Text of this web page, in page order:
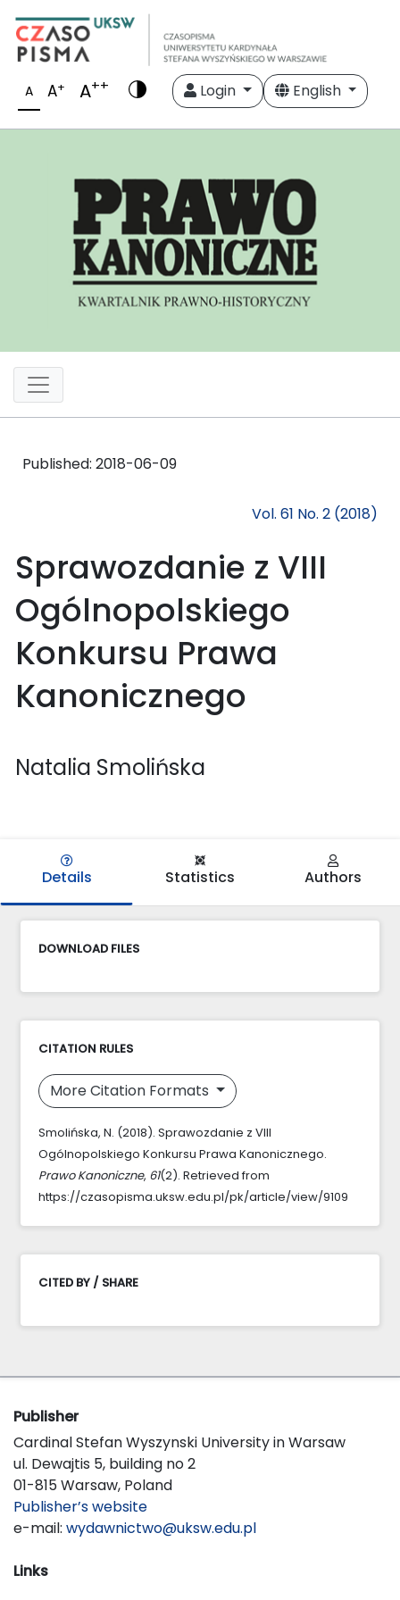
A A+ A++ Login English
Published: 2018-06-09
Vol. 61 No. 2 (2018)
Sprawozdanie z VIII
Ogólnopolskiego
Konkursu Prawa
Kanonicznego
Natalia Smolińska
Details Statistics Authors
DOWNLOAD FILES
CITATION RULES
More Citation Formats
Smolińska, N. (2018). Sprawozdanie z VIII
Ogólnopolskiego Konkursu Prawa Kanonicznego.
Prawo Kanoniczne, 61(2). Retrieved from
https://czasopisma.uksw.edu.pl/pk/article/view/9109
CITED BY / SHARE
Publisher
Cardinal Stefan Wyszynski University in Warsaw
ul. Dewajtis 5, building no 2
01-815 Warsaw, Poland
Publisher’s website
e-mail: wydawnictwo@uksw.edu.pl
Links